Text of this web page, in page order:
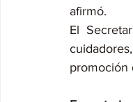
afirmó.
El
promoción